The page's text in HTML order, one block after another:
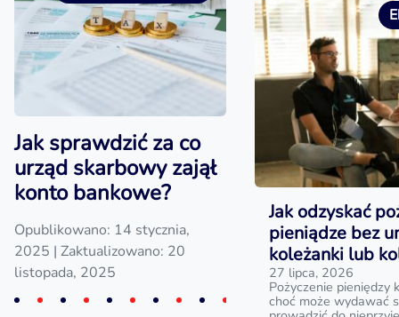
Jak sprawdzić za co
urząd skarbowy zajął
konto bankowe?
Opublikowano: 14 stycznia,
2025 | Zaktualizowano: 20
listopada, 2025
Jak odzyskać
pieniądze bez
koleżanki lub
27 lipca, 2026
Pożyczenie pieniędzy
choć może wydawać